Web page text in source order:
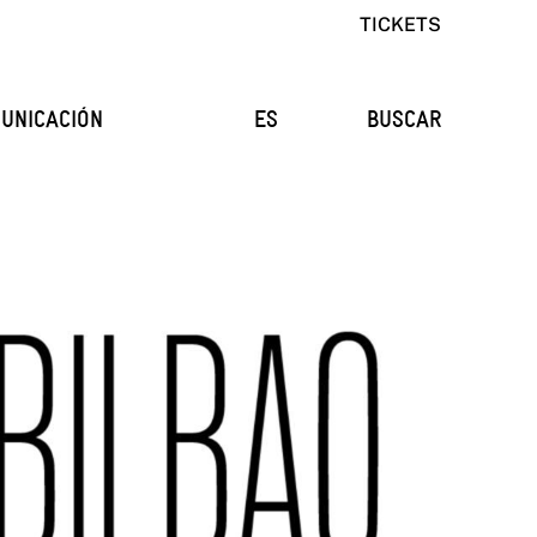
TICKETS
ES BUSCAR